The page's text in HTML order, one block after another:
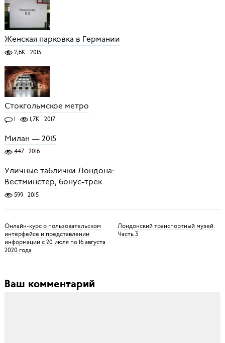
Женская парковка в Германии
2,6K 2015
Стокгольмское метро
1 1,7K 2017
Милан — 2015
447 2016
Уличные таблички Лондона:
Вестминстер, бонус-трек
599 2015
Онлайн-курс о пользовательском
интерфейсе и представлении
информации с 20 июля по 16 августа
2020 года
Лондонский транспортный музей.
Часть 3
Ваш комментарий